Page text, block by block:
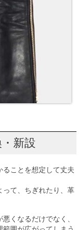
新設
ことを想定して丈夫
って、ちぎれたり、革
くなるだけでなく、